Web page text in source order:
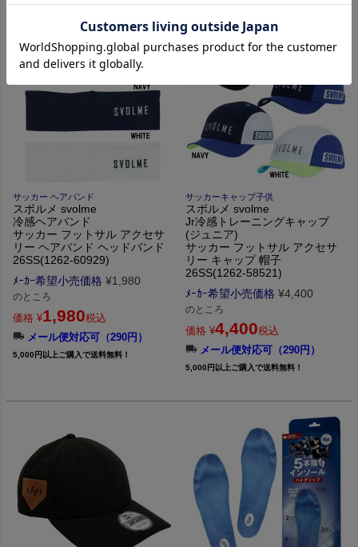
サッカー ヘアバンド
スボルメ svolme
冷感ヘアバンド
サッカー フットサル アクセサ
リー ヘアバンド ヘッドバンド
26SS(1262-60929)
ﾒｰｶｰ希望小売価格 ¥1,980
のところ
価格 ¥1,980税込
メール便対応可（290円）
5,000円以上ご購入で送料無料！
サッカーキャップ子供
スボルメ svolme
Jr冷感トレーニングキャップ
(ジュニア)
サッカー フットサル アクセサ
リー キャップ 帽子
26SS(1262-58521)
ﾒｰｶｰ希望小売価格 ¥4,400
のところ
価格 ¥4,400税込
メール便対応可（290円）
5,000円以上ご購入で送料無料！